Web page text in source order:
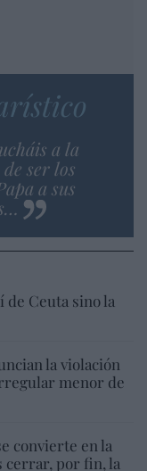
a la
ser los
a sus
Ceuta sino la
la violación
menor de
convierte en la
cerrar, por fin, la